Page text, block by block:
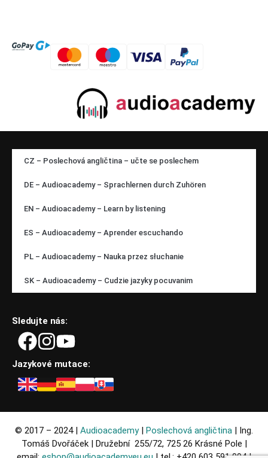
CZ – Poslechová angličtina – učte se poslechem
DE – Audioacademy – Sprachlernen durch Zuhören
EN – Audioacademy – Learn by listening
ES – Audioacademy – Aprender escuchando
PL – Audioacademy – Nauka przez słuchanie
SK – Audioacademy – Cudzie jazyky pocuvanim
Sledujte nás:
Jazykové mutace:
© 2017 – 2024 | Audioacademy| Poslechová angličtina | Ing.
Tomáš Dvořáček | Družební 255/72, 725 26 Krásné Pole |